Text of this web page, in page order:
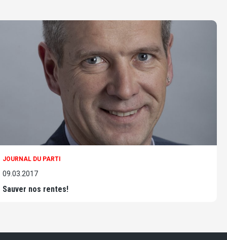
JOURNAL DU PARTI
09.03.2017
Sauver nos rentes!